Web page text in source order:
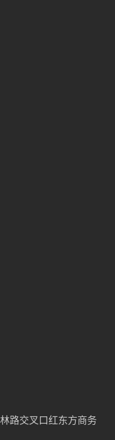
路交叉口红东方商务